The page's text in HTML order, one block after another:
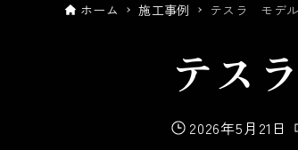
ホーム 施工事例 テスラ モデ
テス
2026年5月21日